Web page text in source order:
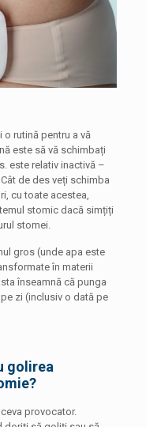
rutină pentru a vă
este să vă schimbați
este relativ inactivă –
de des veți schimba
cu toate acestea,
stomic dacă simțiți
stomei.
gros (unde apa este
în materii
înseamnă că punga
zi (inclusiv o dată pe
golirea
provocator.